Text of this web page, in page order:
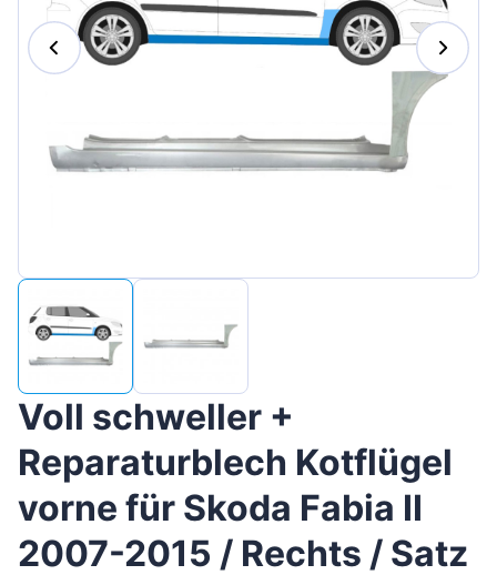
Magyar
Lietuvių
Slovenian
Voll schweller +
Reparaturblech Kotflügel
vorne für Skoda Fabia II
2007-2015 / Rechts / Satz